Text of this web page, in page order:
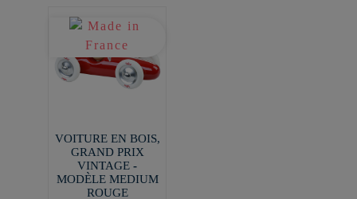
VOITURE EN BOIS,
GRAND PRIX
VINTAGE -
MODÈLE MEDIUM
ROUGE